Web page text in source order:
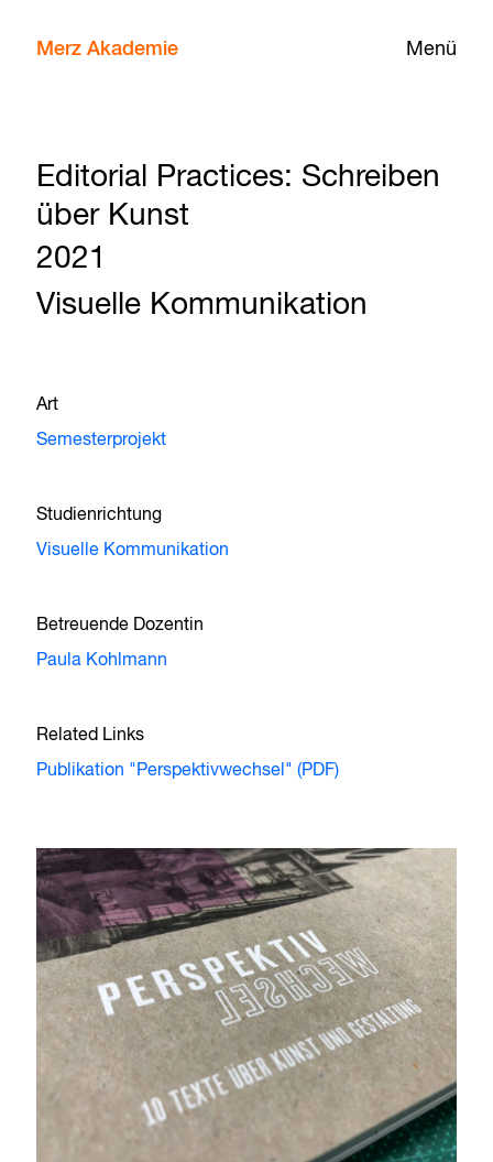
Menü
Merz Akademie
Editorial Practices: Schreiben
über Kunst
2021
Visuelle Kommunikation
Art
Semesterprojekt
Studienrichtung
Visuelle Kommunikation
Betreuende Dozentin
Paula Kohlmann
Related Links
Publikation "Perspektivwechsel" (PDF)